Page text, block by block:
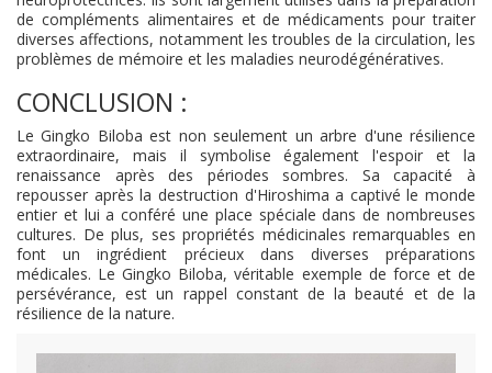
de compléments alimentaires et de médicaments pour traiter
diverses affections, notamment les troubles de la circulation, les
problèmes de mémoire et les maladies neurodégénératives.
CONCLUSION :
Le Gingko Biloba est non seulement un arbre d'une résilience
extraordinaire, mais il symbolise également l'espoir et la
renaissance après des périodes sombres. Sa capacité à
repousser après la destruction d'Hiroshima a captivé le monde
entier et lui a conféré une place spéciale dans de nombreuses
cultures. De plus, ses propriétés médicinales remarquables en
font un ingrédient précieux dans diverses préparations
médicales. Le Gingko Biloba, véritable exemple de force et de
persévérance, est un rappel constant de la beauté et de la
résilience de la nature.